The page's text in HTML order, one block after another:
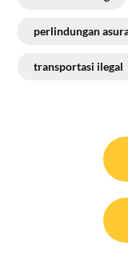
perlindungan
transportasi ilegal